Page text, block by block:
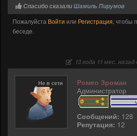
Спасибо сказалиШамиль Пирумов
Пожалуйста Войти или Регистрация, чтобы
беседе.
13 года 11 мес.
Не в сети
Ромео Зроман
Администратор
Сообщений: 128
Репутация: 12